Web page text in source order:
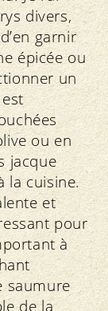
divers,
garnir
épicée ou
un
ou en
jacque
la cuisine.
et
pour
à
saumure
de la